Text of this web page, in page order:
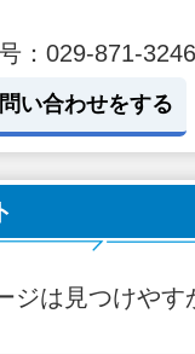
：029-871-3246
い合わせをする
ジは見つけやす